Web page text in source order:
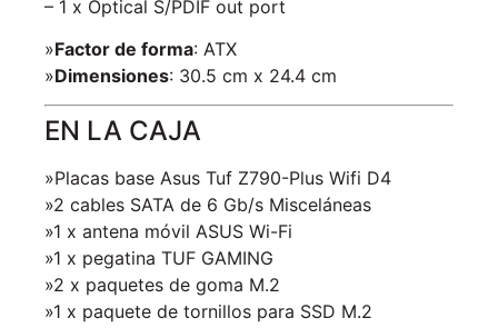
– 1 x Optical S/PDIF out port
»Factor de forma: ATX
»Dimensiones: 30.5 cm x 24.4 cm
EN LA CAJA
»Placas base Asus Tuf Z790-Plus Wifi D4
»2 cables SATA de 6 Gb/s Misceláneas
»1 x antena móvil ASUS Wi-Fi
»1 x pegatina TUF GAMING
»2 x paquetes de goma M.2
»1 x paquete de tornillos para SSD M.2